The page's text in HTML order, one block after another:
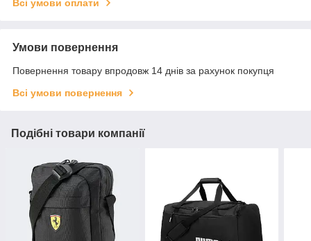
Всі умови оплати
Умови повернення
Повернення товару впродовж 14 днів за рахунок покупця
Всі умови повернення
Подібні товари компанії